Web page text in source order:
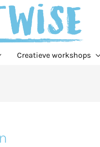
Creatieve workshops